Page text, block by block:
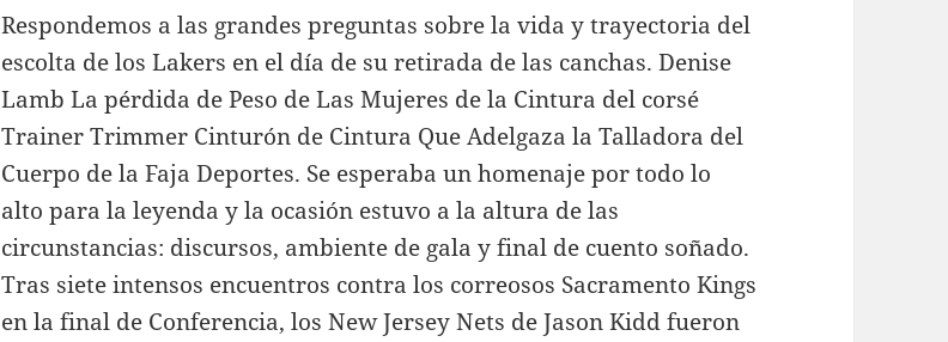
Respondemos a las grandes preguntas sobre la vida y trayectoria del
escolta de los Lakers en el día de su retirada de las canchas. Denise
Lamb La pérdida de Peso de Las Mujeres de la Cintura del corsé
Trainer Trimmer Cinturón de Cintura Que Adelgaza la Talladora del
Cuerpo de la Faja Deportes. Se esperaba un homenaje por todo lo
alto para la leyenda y la ocasión estuvo a la altura de las
circunstancias: discursos, ambiente de gala y final de cuento soñado.
Tras siete intensos encuentros contra los correosos Sacramento Kings
en la final de Conferencia, los New Jersey Nets de Jason Kidd fueron